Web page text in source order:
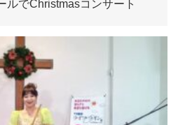
ルでChristmasコンサート